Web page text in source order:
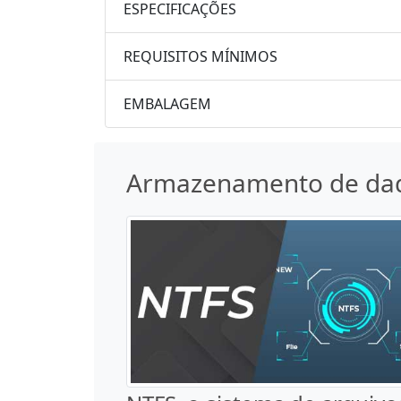
ESPECIFICAÇÕES
REQUISITOS MÍNIMOS
EMBALAGEM
Armazenamento de